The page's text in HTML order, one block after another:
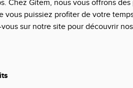
Chez Gitem, nous vous offrons
vous puissiez profiter de votre
sur notre site pour découvrir